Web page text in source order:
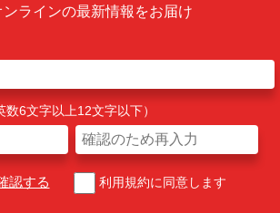
ンラインの最新情報をお届け
6文字以上12文字以下）
認する 利用規約に同意します